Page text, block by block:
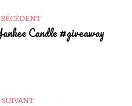
Candle #giveaway